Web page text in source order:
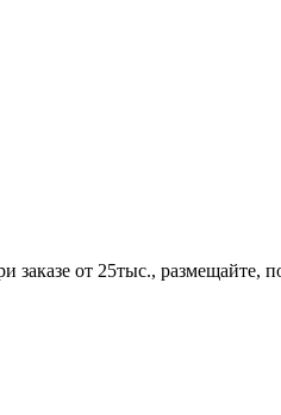
от 25тыс., размещайте,